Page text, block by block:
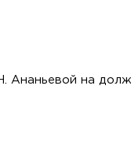
Ананьевой на